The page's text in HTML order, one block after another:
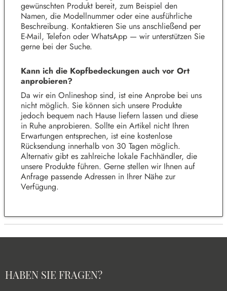
gewünschten Produkt bereit, zum Beispiel den
Namen, die Modellnummer oder eine ausführliche
Beschreibung. Kontaktieren Sie uns anschließend per
E-Mail, Telefon oder WhatsApp — wir unterstützen Sie
gerne bei der Suche.
Kann ich die Kopfbedeckungen auch vor Ort
anprobieren?
Da wir ein Onlineshop sind, ist eine Anprobe bei uns
nicht möglich. Sie können sich unsere Produkte
jedoch bequem nach Hause liefern lassen und diese
in Ruhe anprobieren. Sollte ein Artikel nicht Ihren
Erwartungen entsprechen, ist eine kostenlose
Rücksendung innerhalb von 30 Tagen möglich.
Alternativ gibt es zahlreiche lokale Fachhändler, die
unsere Produkte führen. Gerne stellen wir Ihnen auf
Anfrage passende Adressen in Ihrer Nähe zur
Verfügung.
HABEN SIE FRAGEN?